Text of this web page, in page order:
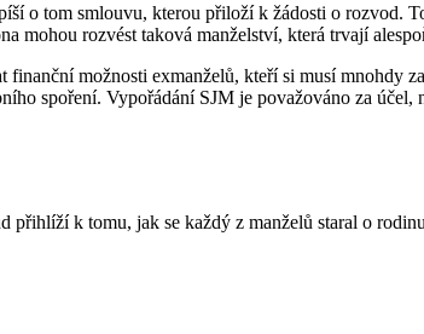
o tom smlouvu, kterou přiloží k žádosti o rozvod.
mohou rozvést taková manželství, která trvají
možnosti exmanželů, kteří si musí mnohdy
spoření. Vypořádání SJM je považováno za účel,
k tomu, jak se každý z manželů staral o